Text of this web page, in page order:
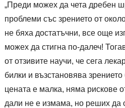
„Преди можех да чета дребен
проблеми със зрението от
не бяха достатъчни, все още
можех да стигна по-далеч!
от отзивите научи, че сега
билки и възстановява
цената е малка, няма рискове
дали не е измама, но реших да